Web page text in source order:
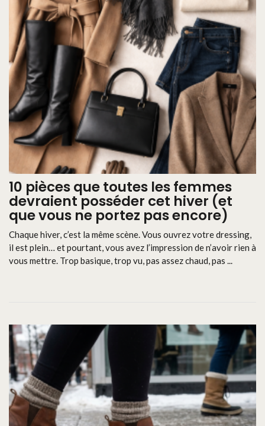
10 pièces que toutes les femmes
devraient posséder cet hiver (et
que vous ne portez pas encore)
Chaque hiver, c’est la même scène. Vous ouvrez votre dressing,
il est plein… et pourtant, vous avez l’impression de n’avoir rien à
vous mettre. Trop basique, trop vu, pas assez chaud, pas ...